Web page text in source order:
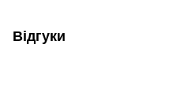
Відгуки